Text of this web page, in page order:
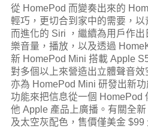
從 HomePod 而變奏出來的
輕巧，更切合到家中的需要，
而進化的 Siri ，繼續為用戶作
樂音量，播放，以及透過
新 HomePod Mini 搭載 Apple
對多個以上來營造出立體聲音
亦為 HomePod Mini 研發出新
功能來把信息從一個 HomePod
他 Apple 產品上廣播。有關全
及太空灰配色，售價僅美金